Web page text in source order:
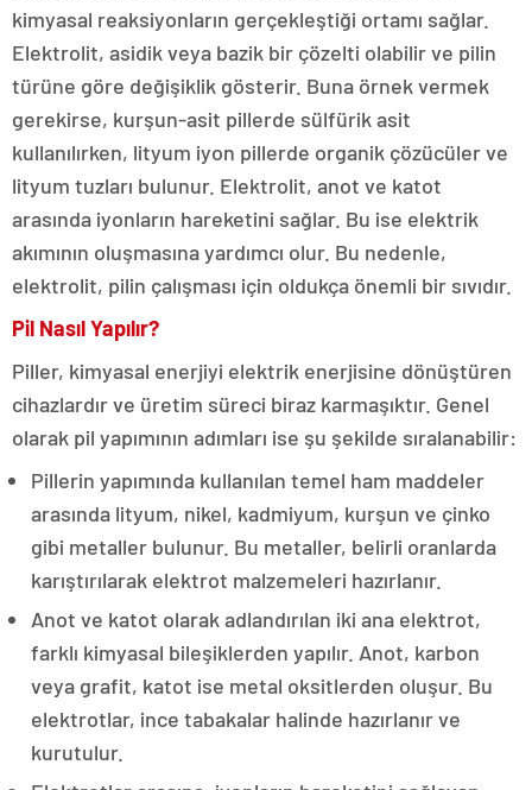
kimyasal reaksiyonların gerçekleştiği ortamı sağlar.
Elektrolit, asidik veya bazik bir çözelti olabilir ve pilin
türüne göre değişiklik gösterir. Buna örnek vermek
gerekirse, kurşun-asit pillerde sülfürik asit
kullanılırken, lityum iyon pillerde organik çözücüler ve
lityum tuzları bulunur. Elektrolit, anot ve katot
arasında iyonların hareketini sağlar. Bu ise elektrik
akımının oluşmasına yardımcı olur. Bu nedenle,
elektrolit, pilin çalışması için oldukça önemli bir sıvıdır.
Pil Nasıl Yapılır?
Piller, kimyasal enerjiyi elektrik enerjisine dönüştüren
cihazlardır ve üretim süreci biraz karmaşıktır. Genel
olarak pil yapımının adımları ise şu şekilde sıralanabilir:
Pillerin yapımında kullanılan temel ham maddeler
arasında lityum, nikel, kadmiyum, kurşun ve çinko
gibi metaller bulunur. Bu metaller, belirli oranlarda
karıştırılarak elektrot malzemeleri hazırlanır.
Anot ve katot olarak adlandırılan iki ana elektrot,
farklı kimyasal bileşiklerden yapılır. Anot, karbon
veya grafit, katot ise metal oksitlerden oluşur. Bu
elektrotlar, ince tabakalar halinde hazırlanır ve
kurutulur.